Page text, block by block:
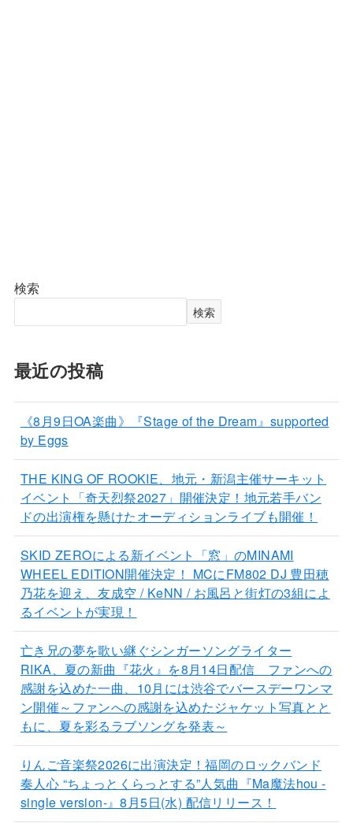
検索
検索
最近の投稿
《8月9日OA楽曲》『Stage of the Dream』supported
by Eggs
THE KING OF ROOKIE、地元・新潟主催サーキット
イベント「奇天烈祭2027」開催決定！地元若手バン
ドの出演権を懸けたオーディションライブも開催！
SKID ZEROによる新イベント「窓」のMINAMI
WHEEL EDITION開催決定！ MCにFM802 DJ 豊田穂
乃花を迎え、友成空 / KeNN / お風呂と街灯の3組によ
るイベントが実現！
亡き兄の夢を歌い継ぐシンガーソングライター
RIKA、夏の新曲『花火』を8月14日配信 ファンへの
感謝を込めた一曲、10月には渋谷でバースデーワンマ
ン開催～ファンへの感謝を込めたジャケット写真とと
もに、夏を彩るラブソングを発表～
りんご音楽祭2026に出演決定！福岡のロックバンド
奏人心 “ちょっとくらっとする”人気曲『Ma魔法hou -
single version-』8月5日(水) 配信リリース！